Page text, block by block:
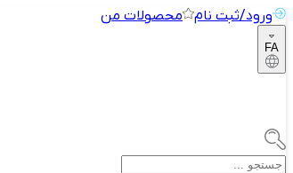
ورود/ثبت نام محصولات من
FA